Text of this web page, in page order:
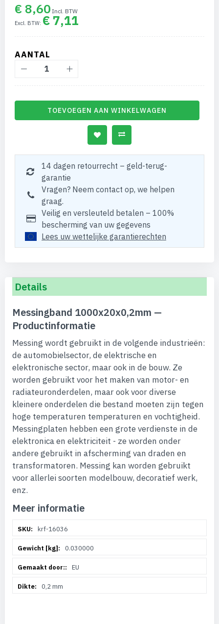
€ 8,60
€ 7,11
AANTAL
TOEVOEGEN AAN WINKELWAGEN
14 dagen retourrecht – geld-terug-
garantie
Vragen? Neem contact op, we helpen
graag.
Veilig en versleuteld betalen – 100%
bescherming van uw gegevens
Lees uw wettelijke garantierechten
Details
Messingband 1000x20x0,2mm —
Productinformatie
Messing wordt gebruikt in de volgende industrieën:
de automobielsector, de elektrische en
elektronische sector, maar ook in de bouw. Ze
worden gebruikt voor het maken van motor- en
radiateuronderdelen, maar ook voor diverse
kleinere onderdelen die bestand moeten zijn tegen
hoge temperaturen temperaturen en vochtigheid.
Messingplaten hebben een grote verdienste in de
elektronica en elektriciteit - ze worden onder
andere gebruikt in afscherming van draden en
transformatoren. Messing kan worden gebruikt
voor allerlei soorten modelbouw, decoratief werk,
enz.
Meer informatie
informatiekrf-16036
0.030000
EU
0,2 mm